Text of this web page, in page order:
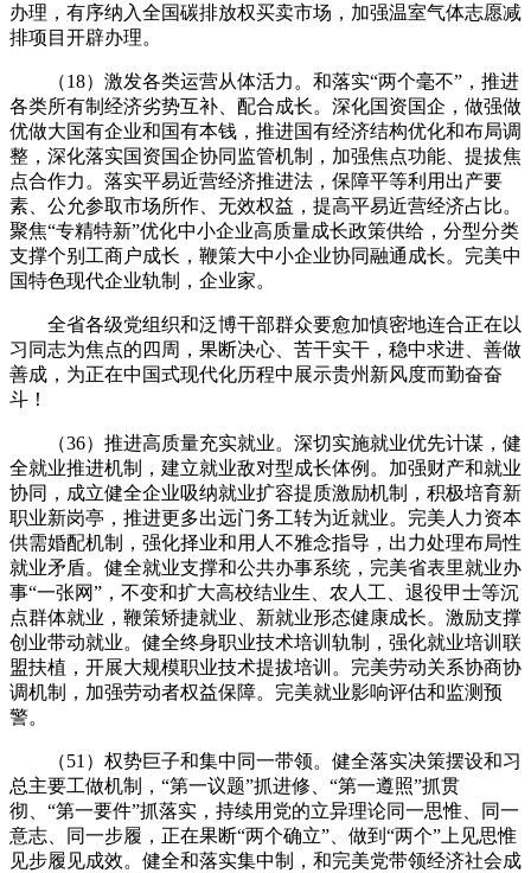
办理，有序纳入全国碳排放权买卖市场，加强温室气体志愿减
排项目开辟办理。
（18）激发各类运营从体活力。和落实“两个毫不”，推进
各类所有制经济劣势互补、配合成长。深化国资国企，做强做
优做大国有企业和国有本钱，推进国有经济结构优化和布局调
整，深化落实国资国企协同监管机制，加强焦点功能、提拔焦
点合作力。落实平易近营经济推进法，保障平等利用出产要
素、公允参取市场所作、无效权益，提高平易近营经济占比。
聚焦“专精特新”优化中小企业高质量成长政策供给，分型分类
支撑个别工商户成长，鞭策大中小企业协同融通成长。完美中
国特色现代企业轨制，企业家。
全省各级党组织和泛博干部群众要愈加慎密地连合正在以
习同志为焦点的四周，果断决心、苦干实干，稳中求进、善做
善成，为正在中国式现代化历程中展示贵州新风度而勤奋奋
斗！
（36）推进高质量充实就业。深切实施就业优先计谋，健
全就业推进机制，建立就业敌对型成长体例。加强财产和就业
协同，成立健全企业吸纳就业扩容提质激励机制，积极培育新
职业新岗亭，推进更多出远门务工转为近就业。完美人力资本
供需婚配机制，强化择业和用人不雅念指导，出力处理布局性
就业矛盾。健全就业支撑和公共办事系统，完美省表里就业办
事“一张网”，不变和扩大高校结业生、农人工、退役甲士等沉
点群体就业，鞭策矫捷就业、新就业形态健康成长。激励支撑
创业带动就业。健全终身职业技术培训轨制，强化就业培训联
盟扶植，开展大规模职业技术提拔培训。完美劳动关系协商协
调机制，加强劳动者权益保障。完美就业影响评估和监测预
警。
（51）权势巨子和集中同一带领。健全落实决策摆设和习
总主要工做机制，“第一议题”抓进修、“第一遵照”抓贯
彻、“第一要件”抓落实，持续用党的立异理论同一思惟、同一
意志、同一步履，正在果断“两个确立”、做到“两个”上见思惟
见步履见成效。健全和落实集中制，和完美党带领经济社会成